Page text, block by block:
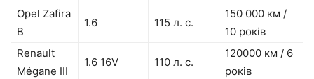
Opel Zafira
B
1.6 115 л. с.
150 000 км /
10 років
Renault
Mégane III
1.6 16V 110 л. с.
120000 км / 6
років